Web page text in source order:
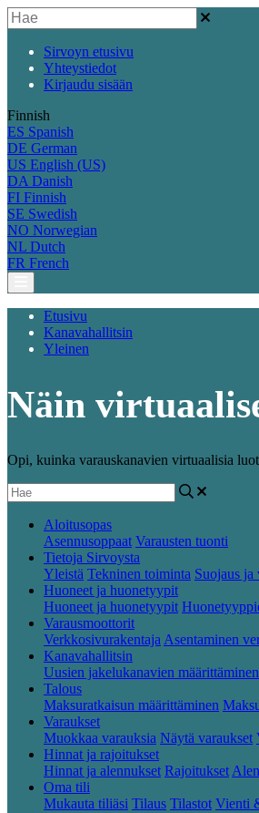
Sirvoyn etusivu
Yhteystiedot
Kirjaudu sisään
Finnish
ES Spanish
DE German
US English (US)
DA Danish
FI Finnish
SE Swedish
NO Norwegian
NL Dutch
FR French
Etusivu
Kanavahallitsin
Yleinen
Näin
Opi, kuinka varauskanavien virtuaalisia
Aloitusopas
Asennusoppaat Varausten tuonti
Tietoja Sirvoysta
Yleistä Tekninen toiminta Suojaus
Huoneet ja huonetyypit
Huoneet ja huonetyypit
Varausmoottorit
Verkkosivurakentaja Asentaminen
Kanavahallitsin
Uusien jakelukanavien määrittäminen
Talous
Maksuratkaisun määrittäminen
Varaukset
Muokkaa varauksia Näytä varaukset
Hinnat ja rajoitukset
Hinnat ja alennukset Rajoitukset
Oma tili
Mukauta tiliäsi Tilaus Tilastot Vienti